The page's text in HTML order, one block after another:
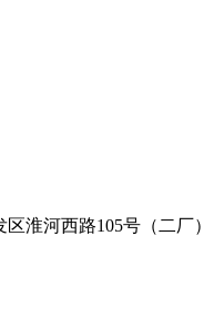
淮河西路105号（二厂）